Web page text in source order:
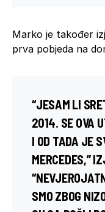
Marko je također
prva pobjeda na
“JESAM LI
2014. SE OVA
I OD TADA JE
MERCEDES,”
SMO ZBOG